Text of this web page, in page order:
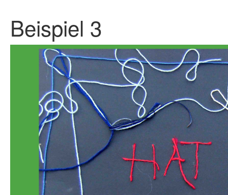
Beispiel 3